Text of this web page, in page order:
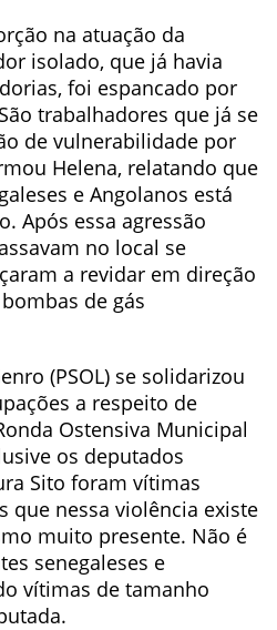
na atuação da
isolado, que já havia
foi espancado por
trabalhadores que já se
de vulnerabilidade por
Helena, relatando que
e Angolanos está
Após essa agressão
no local se
a revidar em direção
de gás
(PSOL) se solidarizou
a respeito de
Ostensiva Municipal
os deputados
Sito foram vítimas
que nessa violência existe
muito presente. Não é
senegaleses e
vítimas de tamanho